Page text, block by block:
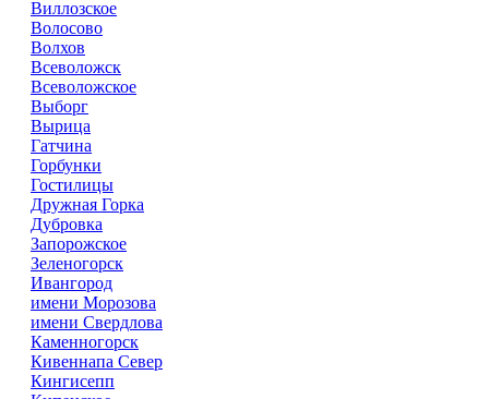
Виллозское
Волосово
Волхов
Всеволожск
Всеволожское
Выборг
Вырица
Гатчина
Горбунки
Гостилицы
Дружная Горка
Дубровка
Запорожское
Зеленогорск
Ивангород
имени Морозова
имени Свердлова
Каменногорск
Кивеннапа Север
Кингисепп